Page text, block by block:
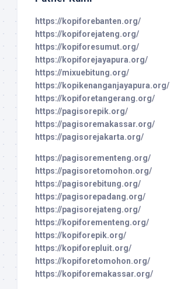
https://kopiforebanten.org/
https://kopiforejateng.org/
https://kopiforesumut.org/
https://kopiforejayapura.org/
https://mixuebitung.org/
https://kopikenanganjayapura.org/
https://kopiforetangerang.org/
https://pagisorepik.org/
https://pagisoremakassar.org/
https://pagisorejakarta.org/
https://pagisorementeng.org/
https://pagisoretomohon.org/
https://pagisorebitung.org/
https://pagisorepadang.org/
https://pagisorejateng.org/
https://kopiforementeng.org/
https://kopiforepik.org/
https://kopiforepluit.org/
https://kopiforetomohon.org/
https://kopiforemakassar.org/